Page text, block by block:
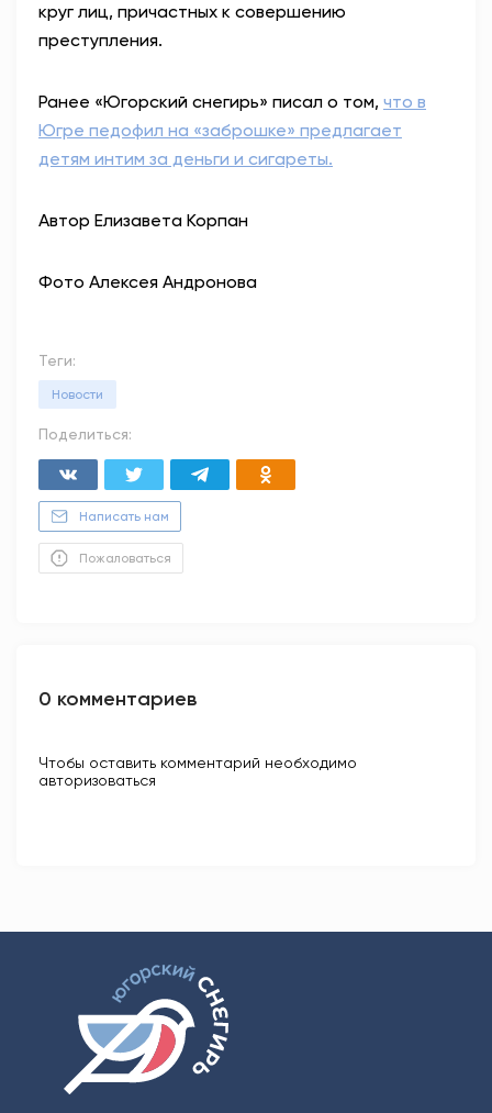
круг лиц, причастных к совершению
преступления.
Ранее «Югорский снегирь» писал о том, что в
Югре педофил на «заброшке» предлагает
детям интим за деньги и сигареты.
Автор Елизавета Корпан
Фото Алексея Андронова
Теги:
Новости
Поделиться:
Написать нам
Пожаловаться
0 комментариев
Чтобы оставить комментарий необходимо
авторизоваться